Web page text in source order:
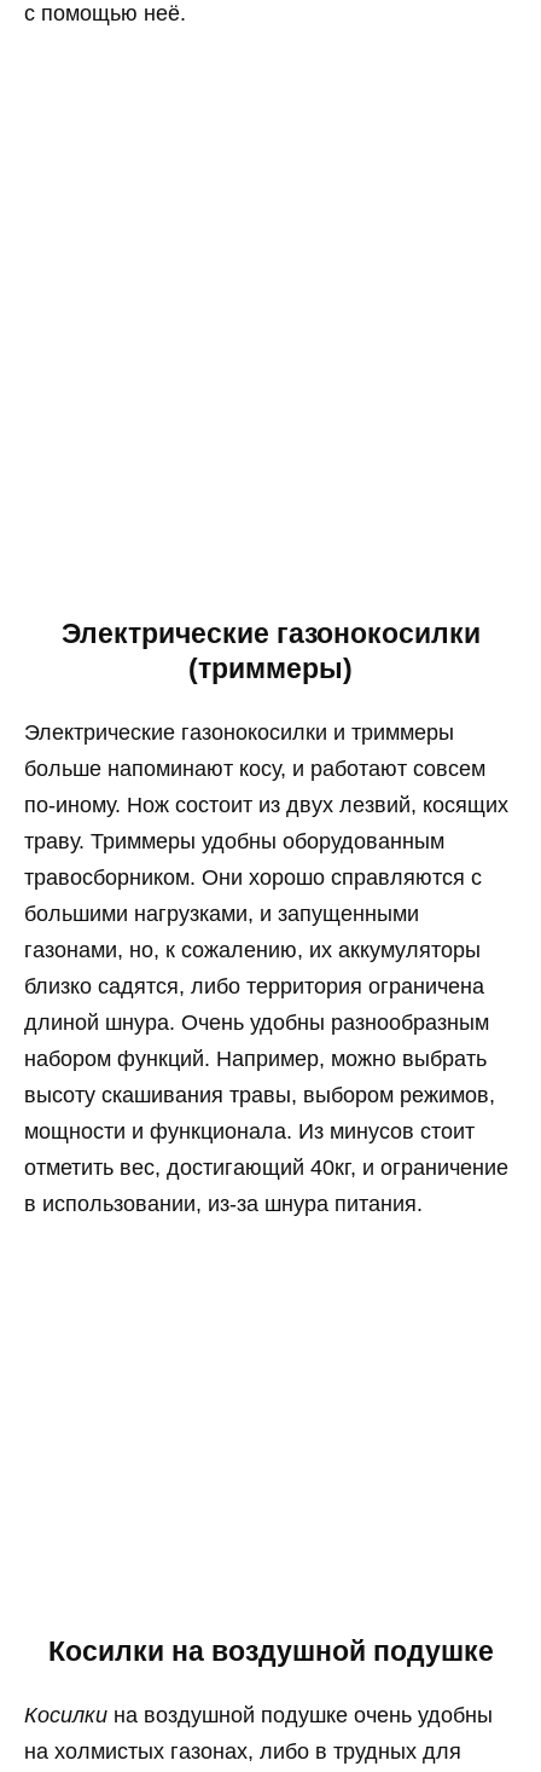
с помощью неё.
Электрические газонокосилки
(триммеры)
Электрические газонокосилки и триммеры
больше напоминают косу, и работают совсем
по-иному. Нож состоит из двух лезвий, косящих
траву. Триммеры удобны оборудованным
травосборником. Они хорошо справляются с
большими нагрузками, и запущенными
газонами, но, к сожалению, их аккумуляторы
близко садятся, либо территория ограничена
длиной шнура. Очень удобны разнообразным
набором функций. Например, можно выбрать
высоту скашивания травы, выбором режимов,
мощности и функционала. Из минусов стоит
отметить вес, достигающий 40кг, и ограничение
в использовании, из-за шнура питания.
Косилки на воздушной подушке
Косилки на воздушной подушке очень удобны
на холмистых газонах, либо в трудных для